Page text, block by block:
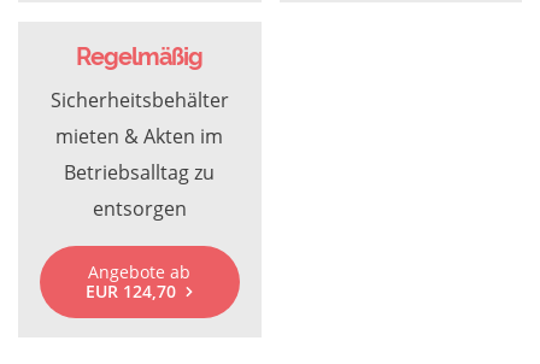
Regelmäßig
Sicherheitsbehälter
mieten & Akten im
Betriebsalltag zu
entsorgen
Angebote ab
EUR 124,70